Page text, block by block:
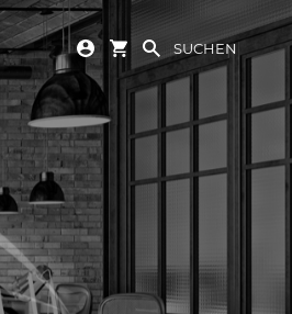
SUCHEN